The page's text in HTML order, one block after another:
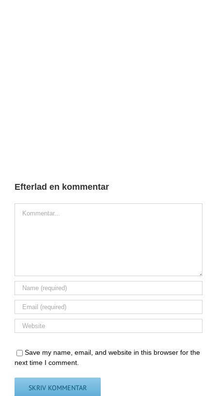
Efterlad en kommentar
Save my name, email, and website in this browser for the
next time I comment.